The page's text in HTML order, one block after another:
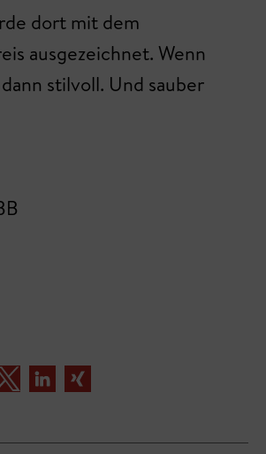
dort mit dem
ausgezeichnet. Wenn
stilvoll. Und sauber